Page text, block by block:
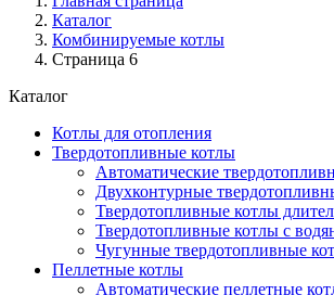
Каталог
Комбинируемые котлы
Страница 6
Каталог
Котлы для отопления
Твердотопливные котлы
Автоматические
Двухконтурные
Твердотопливные котлы
Твердотопливные котлы с
Чугунные твердотопливные
Пеллетные котлы
Автоматические пеллетные